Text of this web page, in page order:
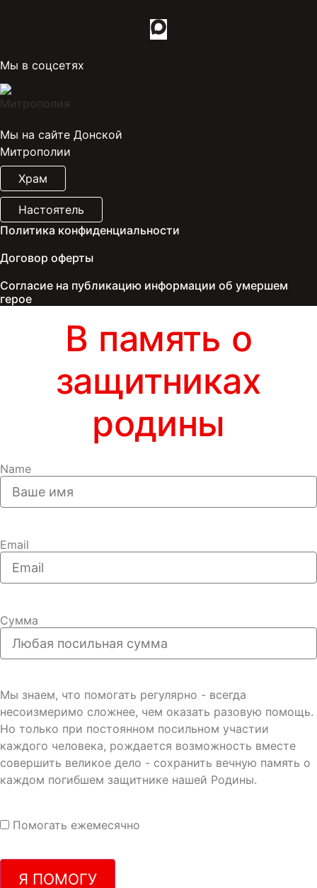
Мы в соцсетях
Мы на сайте Донской
Митрополии
Храм
Настоятель
Политика конфиденциальности
Договор оферты
Согласие на публикацию информации об умершем
герое
В память о
защитниках
родины
Name
Email
Сумма
Мы знаем, что помогать регулярно - всегда
несоизмеримо сложнее, чем оказать разовую помощь.
Но только при постоянном посильном участии
каждого человека, рождается возможность вместе
совершить великое дело - сохранить вечную память о
каждом погибшем защитнике нашей Родины.
Помогать ежемесячно
Я ПОМОГУ